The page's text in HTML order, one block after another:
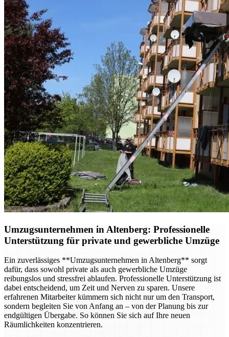
Umzugsunternehmen in Altenberg: Professionelle
Unterstützung für private und gewerbliche Umzüge
Ein zuverlässiges **Umzugsunternehmen in Altenberg** sorgt
dafür, dass sowohl private als auch gewerbliche Umzüge
reibungslos und stressfrei ablaufen. Professionelle Unterstützung ist
dabei entscheidend, um Zeit und Nerven zu sparen. Unsere
erfahrenen Mitarbeiter kümmern sich nicht nur um den Transport,
sondern begleiten Sie von Anfang an – von der Planung bis zur
endgültigen Übergabe. So können Sie sich auf Ihre neuen
Räumlichkeiten konzentrieren.